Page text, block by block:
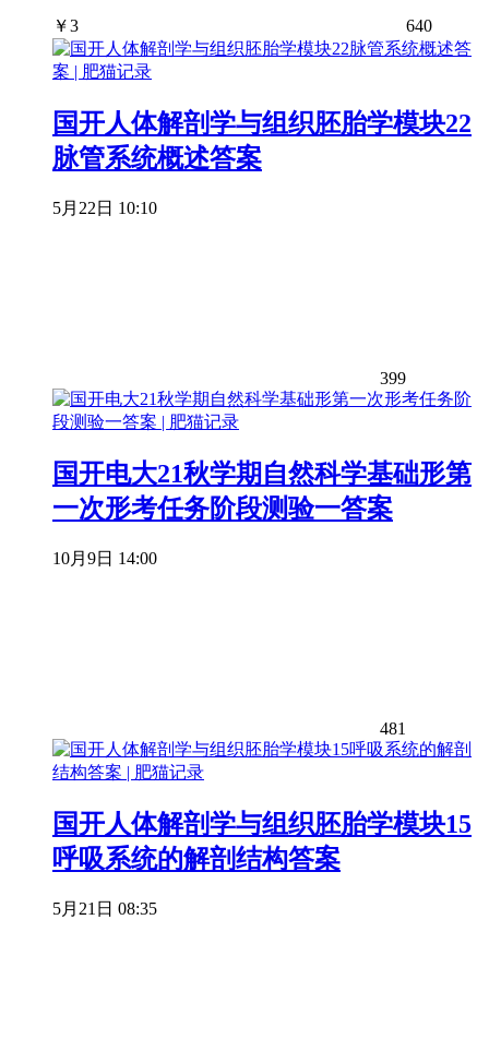
￥3 640
国开人体解剖学与组织胚胎学模块22
脉管系统概述答案
5月22日 10:10
399
国开电大21秋学期自然科学基础形第
一次形考任务阶段测验一答案
10月9日 14:00
481
国开人体解剖学与组织胚胎学模块15
呼吸系统的解剖结构答案
5月21日 08:35